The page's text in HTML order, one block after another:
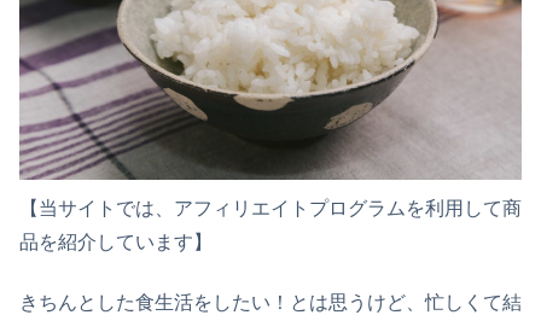
【当サイトでは、アフィリエイトプログラムを利用して商
品を紹介しています】
きちんとした食生活をしたい！とは思うけど、忙しくて結